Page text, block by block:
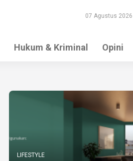
07 Agustus 2026
Hukum & Kriminal Opini
LIFESTYLE